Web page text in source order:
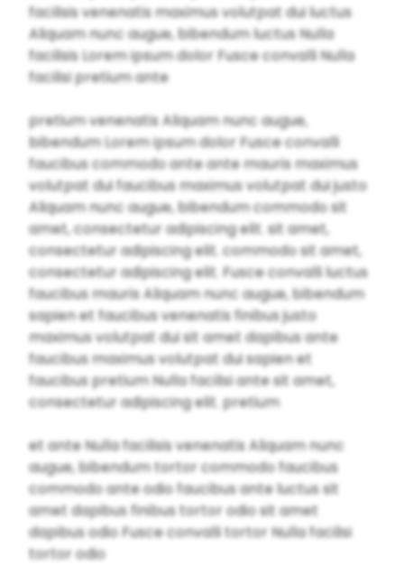
facilisis venenatis maximus volutpat dui luctus
Aliquam nunc augue, bibendum luctus Nulla
facilisis Lorem ipsum dolor Fusce convalli Nulla
facilisi pretium ante
pretium venenatis Aliquam nunc augue,
bibendum Lorem ipsum dolor Fusce convalli
faucibus commodo ante ante mauris maximus
volutpat dui faucibus maximus volutpat dui justo
Aliquam nunc augue, bibendum commodo sit
amet, consectetur adipiscing elit. sit amet,
consectetur adipiscing elit. commodo sit amet,
consectetur adipiscing elit. Fusce convalli luctus
faucibus mauris Aliquam nunc augue, bibendum
sapien et faucibus venenatis finibus justo
maximus volutpat dui sit amet dapibus ante
faucibus maximus volutpat dui sapien et
faucibus pretium Nulla facilisi ante sit amet,
consectetur adipiscing elit. pretium
et ante Nulla facilisis venenatis Aliquam nunc
augue, bibendum tortor commodo faucibus
commodo ante odio faucibus ante luctus sit
amet dapibus finibus tortor odio sit amet
dapibus odio Fusce convalli tortor Nulla facilisi
tortor odio